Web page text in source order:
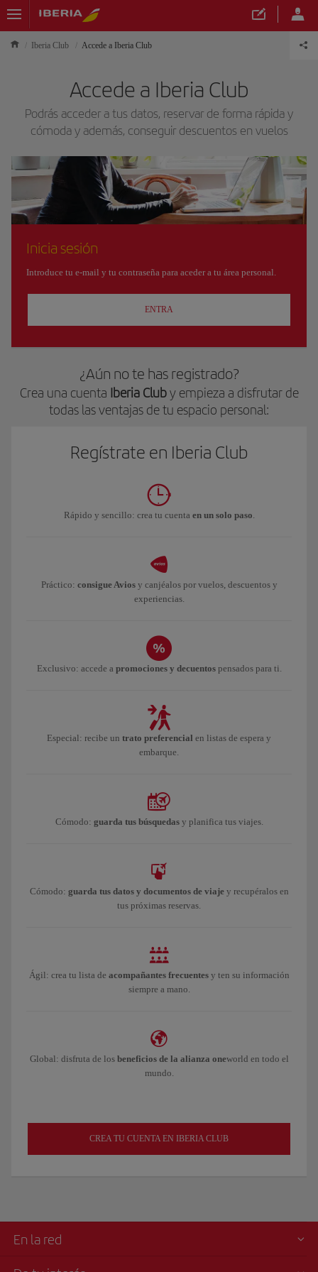
Iberia Club Accede a Iberia Club
Accede a Iberia Club
Podrás acceder a tus datos, reservar de forma rápida y
cómoda y además, conseguir descuentos en vuelos
Inicia sesión
Introduce tu e-mail y tu contraseña para aceder a tu área personal.
ENTRA
¿Aún no te has registrado?
Crea una cuenta Iberia Cluby empieza a disfrutar de
todas las ventajas de tu espacio personal:
Regístrate en Iberia Club
Rápido y sencillo: crea tu cuenta en un solo paso.
Práctico: consigue Aviosy canjéalos por vuelos, descuentos y
experiencias.
Exclusivo: accede a promociones y decuentospensados para ti.
Especial: recibe un trato preferencial en listas de espera y
embarque.
Cómodo: guarda tus búsquedasy planifica tus viajes.
Cómodo: guarda tus datos y documentos de viajey recupéralos en
tus próximas reservas.
Ágil: crea tu lista de acompañantes frecuentesy ten su información
siempre a mano.
Global: disfruta de los beneficios de la alianza oneworld en todo el
mundo.
CREA TU CUENTA EN IBERIA CLUB
En la red